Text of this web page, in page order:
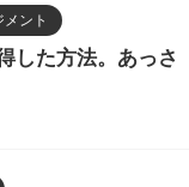
メント
した方法。あっさ